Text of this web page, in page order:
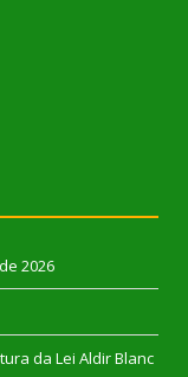
2026
da Lei Aldir Blanc